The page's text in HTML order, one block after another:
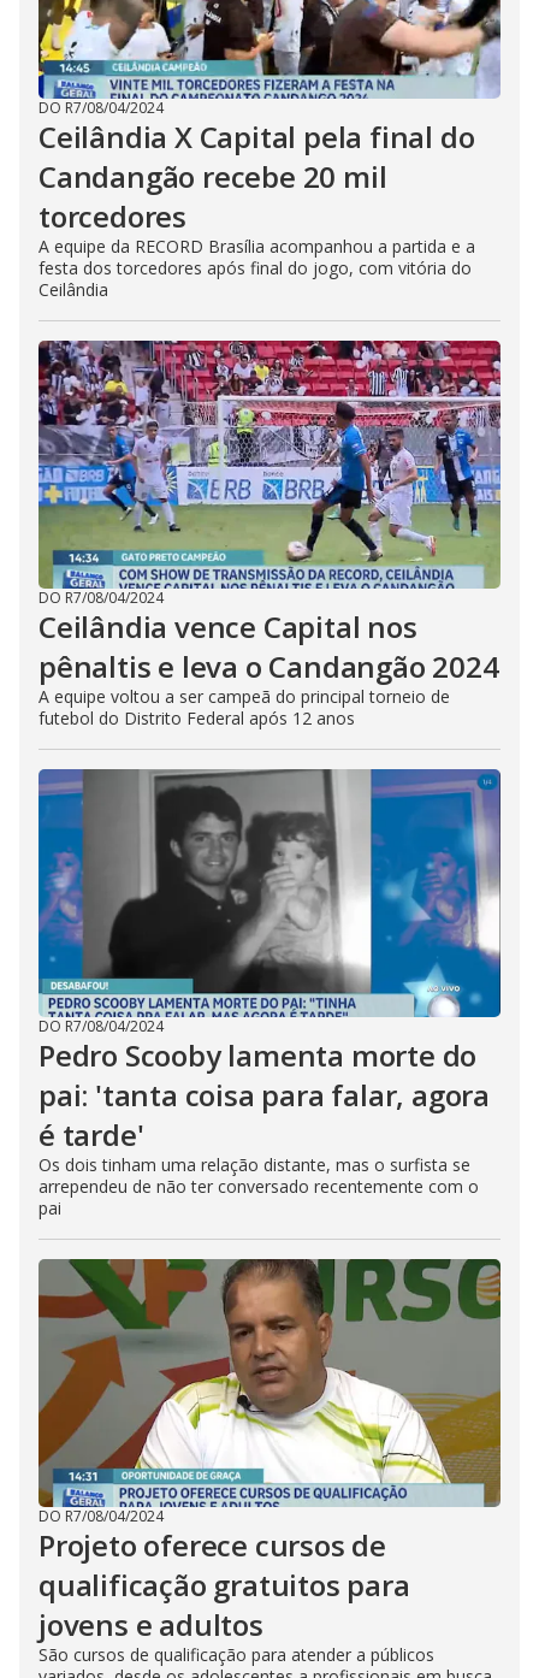
DO R7/08/04/2024
Ceilândia X Capital pela final do
Candangão recebe 20 mil
torcedores
A equipe da RECORD Brasília acompanhou a partida e a
festa dos torcedores após final do jogo, com vitória do
Ceilândia
DO R7/08/04/2024
Ceilândia vence Capital nos
pênaltis e leva o Candangão 2024
A equipe voltou a ser campeã do principal torneio de
futebol do Distrito Federal após 12 anos
DO R7/08/04/2024
Pedro Scooby lamenta morte do
pai: 'tanta coisa para falar, agora
é tarde'
Os dois tinham uma relação distante, mas o surfista se
arrependeu de não ter conversado recentemente com o
pai
DO R7/08/04/2024
Projeto oferece cursos de
qualificação gratuitos para
jovens e adultos
São cursos de qualificação para atender a públicos